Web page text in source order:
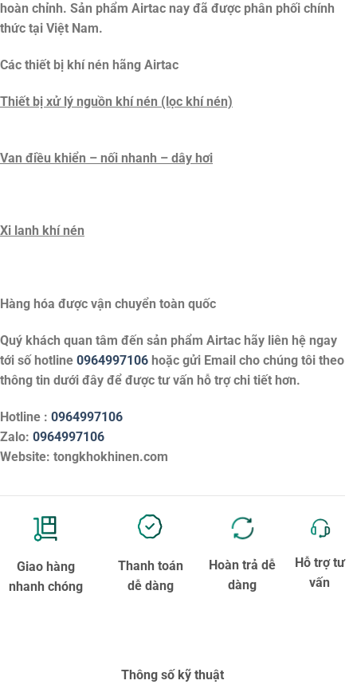
hoàn chỉnh. Sản phẩm Airtac nay đã được phân phối chính
thức tại Việt Nam.
Các thiết bị khí nén hãng Airtac
Thiết bị xử lý nguồn khí nén (lọc khí nén)
Van điều khiển – nối nhanh – dây hơi
Xi lanh khí nén
Hàng hóa được vận chuyển toàn quốc
Quý khách quan tâm đến sản phẩm Airtac hãy liên hệ ngay
tới số hotline 0964997106 hoặc gửi Email cho chúng tôi theo
thông tin dưới đây để được tư vấn hỗ trợ chi tiết hơn.
Hotline : 0964997106
Zalo: 0964997106
Website: tongkhokhinen.com
Giao hàng
nhanh chóng
Thanh toán
dễ dàng
Hoàn trả dễ
dàng
Hỗ trợ tư
vấn
Thông số kỹ thuật